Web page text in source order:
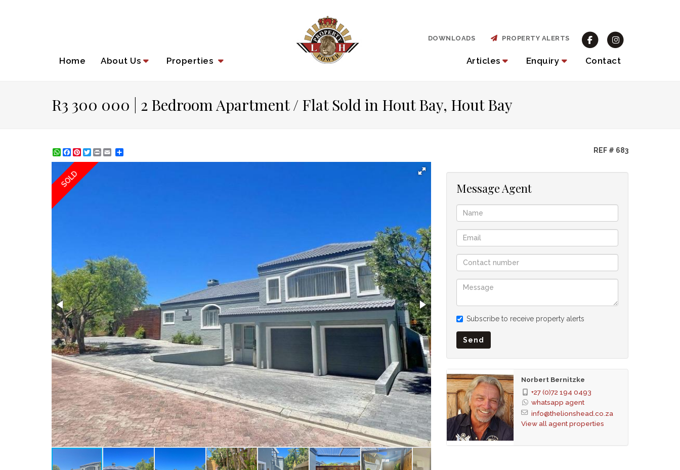
Home About Us Properties Articles Enquiry Contact
DOWNLOADS PROPERTY ALERTS
R3 300 000 | 2 Bedroom Apartment / Flat Sold in Hout Bay, Hout Bay
WhatsApp
Facebook
Pinterest
Twitter
Print REF # 683
SOLD Message Agent
Subscribe to receive property alerts
Send
Norbert Bernitzke
+27 (0)72 194 0493
whatsapp agent
info@thelionshead.co.za
View all agent properties